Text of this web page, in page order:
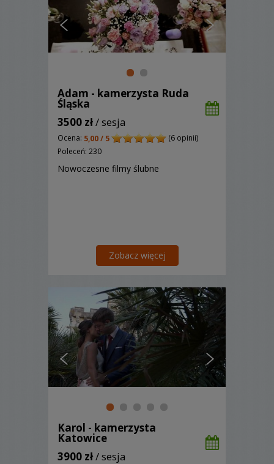
Adam - kamerzysta Ruda
Śląska
3500 zł/ sesja
Ocena: 5,00 / 5
(6 opinii)
Poleceń: 230
Nowoczesne filmy ślubne
Zobacz więcej
Karol - kamerzysta
Katowice
3900 zł/ sesja